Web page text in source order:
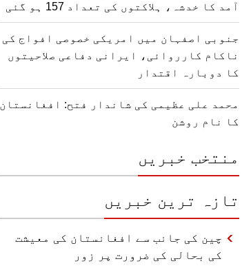
آمد کا خدشہ، ہلاکتوں کی تعداد 157 ہو گئی
جنوبی اصفہان میں امریکی خصوصی افواج کی
ناکام کارروائی، ایرانی دفاعی صلاحیتوں
کا دوبارہ اقتدار
محمد علی عظیمی کی شاندار فتح: افغانستان
کا نام روشن
منتخب خبریں
تازہ ترین خبریں
چین کی جانب سے افغانستان کی معیشت
کی بحالی کی ضرورت پر زور